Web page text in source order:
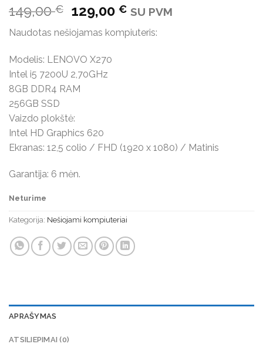
149,00€
Original
price
was:
149,00 €.
129,00€Current
price
is:
SU PVM
Naudotas nešiojamas kompiuteris:
Modelis: LENOVO X270
Intel i5 7200U 2,70GHz
8GB DDR4 RAM
256GB SSD
Vaizdo plokštė:
Intel HD Graphics 620
Ekranas: 12,5 colio / FHD (1920 x 1080) / Matinis
Garantija: 6 mėn.
Neturime
Kategorija: Nešiojami kompiuteriai
APRAŠYMAS
ATSILIEPIMAI (0)